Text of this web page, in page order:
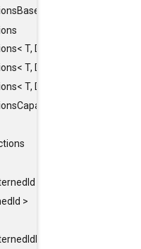
T,
T,
T, DATATYPEMODE::BIG >
>
>
>